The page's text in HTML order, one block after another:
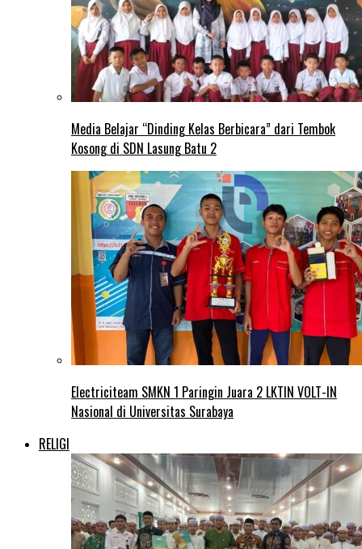
Media Belajar “Dinding Kelas Berbicara” dari Tembok
Kosong di SDN Lasung Batu 2
Electriciteam SMKN 1 Paringin Juara 2 LKTIN VOLT-IN
Nasional di Universitas Surabaya
RELIGI